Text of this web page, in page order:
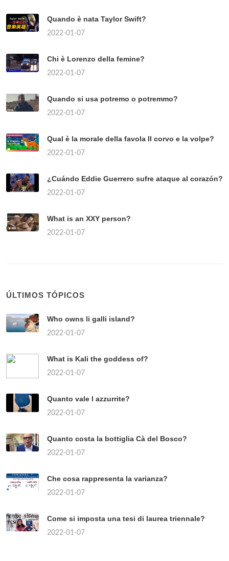
Quando è nata Taylor Swift?
2022-01-07
Chi è Lorenzo della femine?
2022-01-07
Quando si usa potremo o potremmo?
2022-01-07
Qual è la morale della favola Il corvo e la volpe?
2022-01-07
¿Cuándo Eddie Guerrero sufre ataque al corazón?
2022-01-07
What is an XXY person?
2022-01-07
ÚLTIMOS TÓPICOS
Who owns li galli island?
2022-01-07
What is Kali the goddess of?
2022-01-07
Quanto vale l azzurrite?
2022-01-07
Quanto costa la bottiglia Cà del Bosco?
2022-01-07
Che cosa rappresenta la varianza?
2022-01-07
Come si imposta una tesi di laurea triennale?
2022-01-07